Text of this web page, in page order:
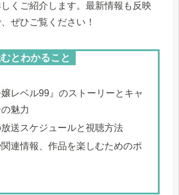
くご紹介します。最新情報も反映
ぜひご覧ください！
とわかること
嬢レベル99』のストーリーとキャ
魅力
送スケジュールと視聴方法
連情報、作品を楽しむためのポ